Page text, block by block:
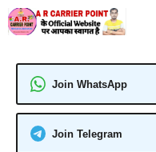
Skip
to
Join WhatsApp
Join Telegram